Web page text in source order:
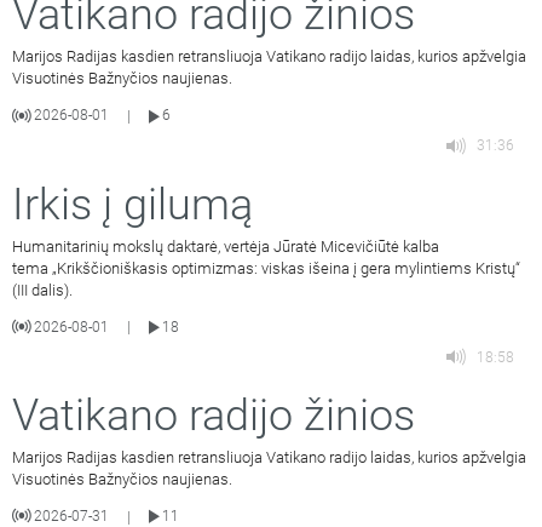
Vatikano radijo žinios
Marijos Radijas kasdien retransliuoja Vatikano radijo laidas, kurios apžvelgia
Visuotinės Bažnyčios naujienas.
2026-08-01
6
31:36
Irkis į gilumą
Humanitarinių mokslų daktarė, vertėja Jūratė Micevičiūtė kalba
tema „Krikščioniškasis optimizmas: viskas išeina į gera mylintiems Kristų“
(III dalis).
2026-08-01
18
18:58
Vatikano radijo žinios
Marijos Radijas kasdien retransliuoja Vatikano radijo laidas, kurios apžvelgia
Visuotinės Bažnyčios naujienas.
2026-07-31 |
11